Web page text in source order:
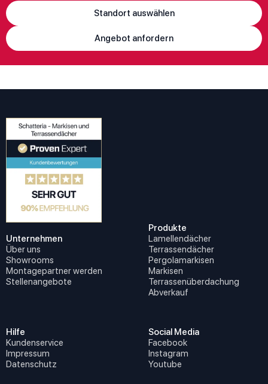
Standort auswählen
Angebot anfordern
Unternehmen
Über uns
Showrooms
Montagepartner werden
Stellenangebote
Produkte
Lamellendächer
Terrassendächer
Pergolamarkisen
Markisen
Terrassenüberdachung
Abverkauf
Hilfe
Kundenservice
Impressum
Datenschutz
Social Media
Facebook
Instagram
Youtube